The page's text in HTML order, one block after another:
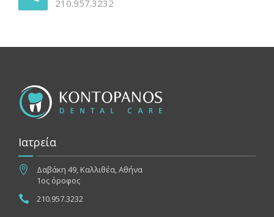
210.957.3232
Ιατρεία
Δαβάκη 49, Καλλιθέα, Αθήνα
1ος όροφος
210.957.3232